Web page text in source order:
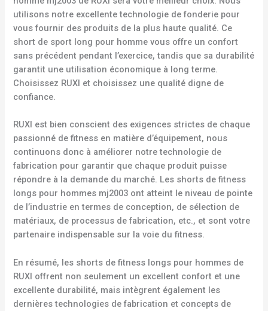
utilisons notre excellente technologie de fonderie pour
vous fournir des produits de la plus haute qualité. Ce
short de sport long pour homme vous offre un confort
sans précédent pendant l’exercice, tandis que sa durabilité
garantit une utilisation économique à long terme.
Choisissez RUXI et choisissez une qualité digne de
confiance.
RUXI est bien conscient des exigences strictes de chaque
passionné de fitness en matière d’équipement, nous
continuons donc à améliorer notre technologie de
fabrication pour garantir que chaque produit puisse
répondre à la demande du marché. Les shorts de fitness
longs pour hommes mj2003 ont atteint le niveau de pointe
de l’industrie en termes de conception, de sélection de
matériaux, de processus de fabrication, etc., et sont votre
partenaire indispensable sur la voie du fitness.
En résumé, les shorts de fitness longs pour hommes de
RUXI offrent non seulement un excellent confort et une
excellente durabilité, mais intègrent également les
dernières technologies de fabrication et concepts de